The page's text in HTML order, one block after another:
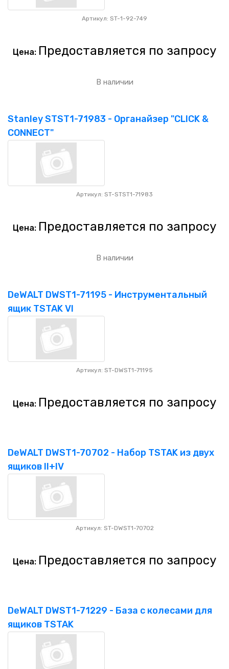
Артикул: ST-1-92-749
Цена: Предоставляется по запросу
В наличии
Stanley STST1-71983 - Органайзер "CLICK &
CONNECT"
Артикул: ST-STST1-71983
Цена: Предоставляется по запросу
В наличии
DeWALT DWST1-71195 - Инструментальный
ящик TSTAK VI
Артикул: ST-DWST1-71195
Цена: Предоставляется по запросу
DeWALT DWST1-70702 - Набор TSTAK из двух
ящиков II+IV
Артикул: ST-DWST1-70702
Цена: Предоставляется по запросу
DeWALT DWST1-71229 - База с колесами для
ящиков TSTAK